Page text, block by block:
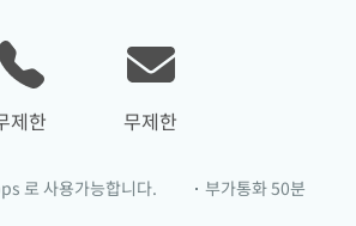
제한 무제한
로 사용가능합니다. 부가통화 50분